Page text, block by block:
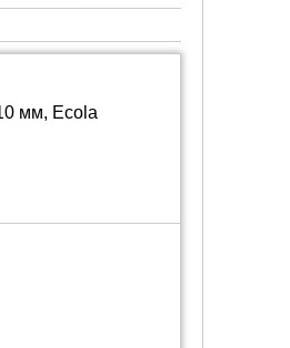
мм, Ecola